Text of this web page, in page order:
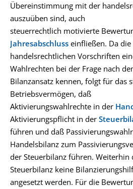
Übereinstimmung mit der
auszuüben sind, auch
steuerrechtlich motivierte
Jahresabschluss einfließen. Da die
handelsrechtlichen Vorschriften
Wahlrechten bei der Frage nach
Bilanzansatz kennen, folgt für das
Betriebsvermögen, daß
Aktivierungswahlrechte in der
Aktivierungspflicht in der
führen und daß
Handelsbilanz zum
der Steuerbilanz führen. Weiterhin
Steuerbilanz keine
angesetzt werden. Für die